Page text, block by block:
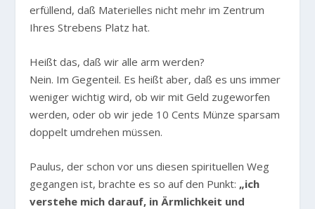
erfüllend, daß Materielles nicht mehr im Zentrum
Ihres Strebens Platz hat.
Heißt das, daß wir alle arm werden?
Nein. Im Gegenteil. Es heißt aber, daß es uns immer
weniger wichtig wird, ob wir mit Geld zugeworfen
werden, oder ob wir jede 10 Cents Münze sparsam
doppelt umdrehen müssen.
Paulus, der schon vor uns diesen spirituellen Weg
gegangen ist, brachte es so auf den Punkt: „ich
verstehe mich darauf, in Ärmlichkeit und